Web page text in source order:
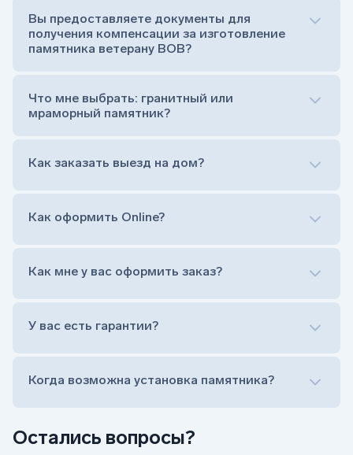
Остались вопросы?
Тумба (постамент, на который при помощи
штыря устанавливается стела)
Цветник (обрамление могилки, бывает, что
Обработка и сверловка комплекта
Расположение символа веры (крестик или
на символ веры или вовсе портрет не рисовать)
прописной)
Вы предоставляете документы для
получения компенсации за изготовление
памятника ветерану ВОВ?
Что мне выбрать: гранитный или
мраморный памятник?
Как заказать выезд на дом?
Оформить заказ удаленно (online)
Заказать бесплатный выезд менеджера на дом
Как оформить Online?
Оформить заказ удаленно (online)
Заказать бесплатный выезд менеджера на дом
Как мне у вас оформить заказ?
У вас есть гарантии?
Когда возможна установка памятника?